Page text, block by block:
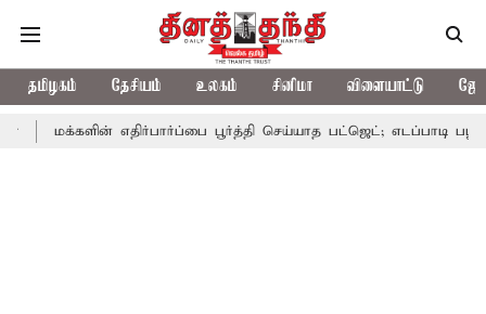
தமிழகம் தேசியம் உலகம் சினிமா விளையாட்டு
எதிர்பார்ப்பை பூர்த்தி செய்யாத பட்ஜெட்; எடப்பாடி பழனிசாமி